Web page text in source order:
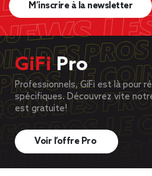
M’inscrire à la newsletter
GiFiPro
Professionnels, GiFi est là pour
spécifiques. Découvrez vite
est gratuite!
Voir l’offre Pro